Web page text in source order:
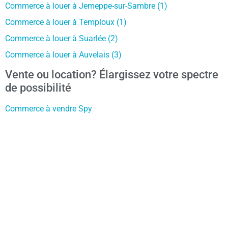
Commerce à louer à Jemeppe-sur-Sambre (1)
Commerce à louer à Temploux (1)
Commerce à louer à Suarlée (2)
Commerce à louer à Auvelais (3)
Vente ou location? Élargissez votre spectre
de possibilité
Commerce à vendre Spy